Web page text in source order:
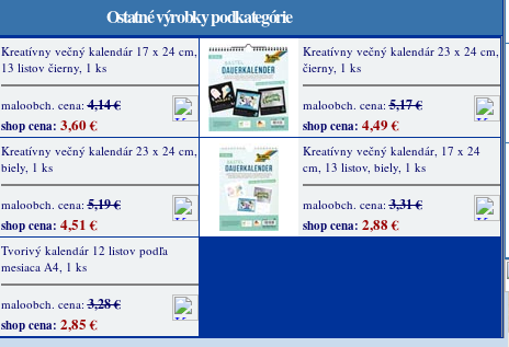
Ostatné výrobky podkategórie
Kreatívny večný kalendár 17 x 24 cm,
13 listov čierny, 1 ks
maloobch. cena:4,14 €
shop cena: 3,60 €
Kreatívny večný kalendár 23 x 24 cm,
čierny, 1 ks
maloobch. cena:5,17 €
shop cena: 4,49 €
Kreatívny večný kalendár 23 x 24 cm,
biely, 1 ks
maloobch. cena:5,19 €
shop cena: 4,51 €
Kreatívny večný kalendár, 17 x 24
cm, 13 listov, biely, 1 ks
maloobch. cena:3,31 €
shop cena: 2,88 €
Tvorivý kalendár 12 listov podľa
mesiaca A4, 1 ks
maloobch. cena:3,28 €
shop cena: 2,85 €